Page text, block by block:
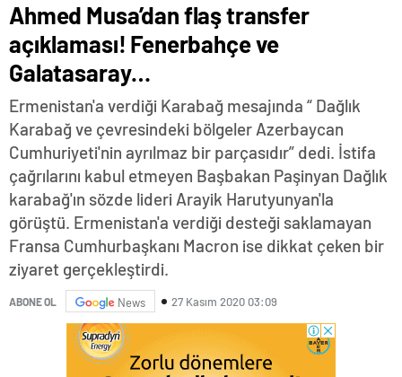
Ahmed Musa’dan flaş transfer
açıklaması! Fenerbahçe ve
Galatasaray…
Ermenistan'a verdiği Karabağ mesajında “ Dağlık
Karabağ ve çevresindeki bölgeler Azerbaycan
Cumhuriyeti'nin ayrılmaz bir parçasıdır” dedi. İstifa
çağrılarını kabul etmeyen Başbakan Paşinyan Dağlık
karabağ'ın sözde lideri Arayik Harutyunyan'la
görüştü. Ermenistan'a verdiği desteği saklamayan
Fransa Cumhurbaşkanı Macron ise dikkat çeken bir
ziyaret gerçekleştirdi.
ABONE OL News 27 Kasım 2020 03:09